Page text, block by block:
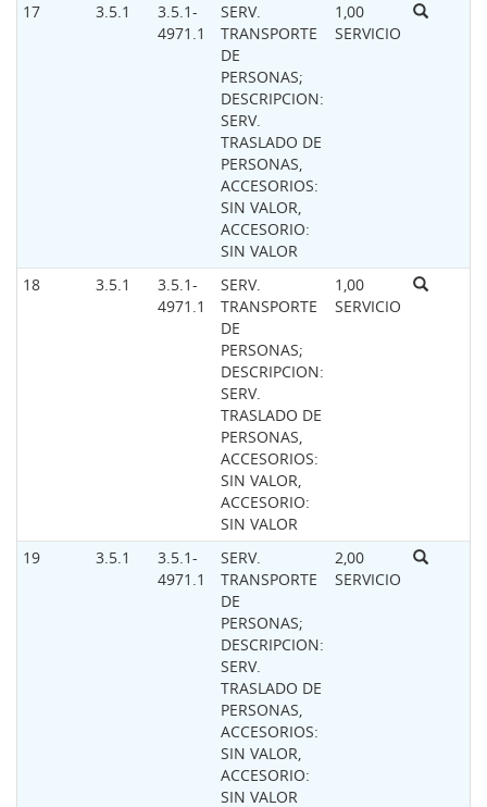
17 3.5.1
3.5.1-
4971.1
SERV.
TRANSPORTE
DE
PERSONAS;
DESCRIPCION:
SERV.
TRASLADO DE
PERSONAS,
ACCESORIOS:
SIN VALOR,
ACCESORIO:
SIN VALOR
1,00
SERVICIO
18 3.5.1
3.5.1-
4971.1
SERV.
TRANSPORTE
DE
PERSONAS;
DESCRIPCION:
SERV.
TRASLADO DE
PERSONAS,
ACCESORIOS:
SIN VALOR,
ACCESORIO:
SIN VALOR
1,00
SERVICIO
19 3.5.1
3.5.1-
4971.1
SERV.
TRANSPORTE
DE
PERSONAS;
DESCRIPCION:
SERV.
TRASLADO DE
PERSONAS,
ACCESORIOS:
SIN VALOR,
ACCESORIO:
SIN VALOR
2,00
SERVICIO